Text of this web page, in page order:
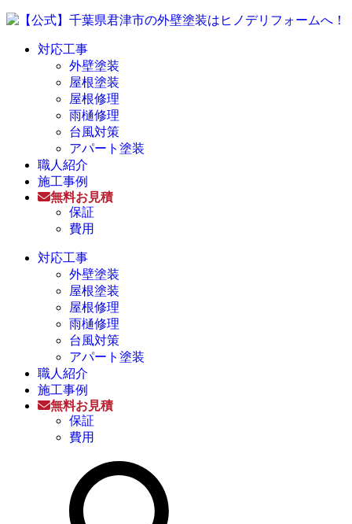
対応工事
外壁塗装
屋根塗装
屋根修理
雨樋修理
台風対策
アパート塗装
職人紹介
施工事例
無料お見積
保証
費用
対応工事
外壁塗装
屋根塗装
屋根修理
雨樋修理
台風対策
アパート塗装
職人紹介
施工事例
無料お見積
保証
費用